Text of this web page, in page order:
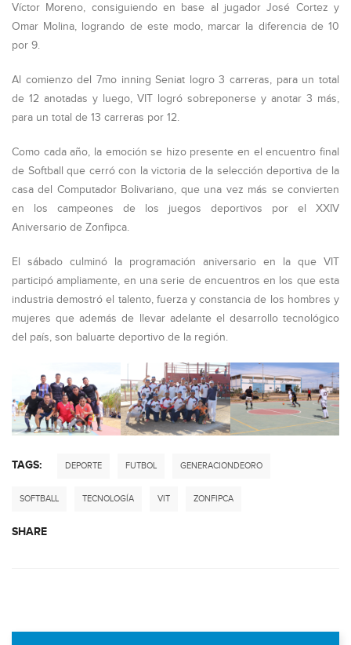
Víctor Moreno, consiguiendo en base al jugador José Cortez y
Omar Molina, logrando de este modo, marcar la diferencia de 10
por 9.
Al comienzo del 7mo inning Seniat logro 3 carreras, para un total
de 12 anotadas y luego, VIT logró sobreponerse y anotar 3 más,
para un total de 13 carreras por 12.
Como cada año, la emoción se hizo presente en el encuentro final
de Softball que cerró con la victoria de la selección deportiva de la
casa del Computador Bolivariano, que una vez más se convierten
en los campeones de los juegos deportivos por el XXIV
Aniversario de Zonfipca.
El sábado culminó la programación aniversario en la que VIT
participó ampliamente, en una serie de encuentros en los que esta
industria demostró el talento, fuerza y constancia de los hombres y
mujeres que además de llevar adelante el desarrollo tecnológico
del país, son baluarte deportivo de la región.
TAGS: DEPORTE FUTBOL GENERACIONDEORO
SOFTBALL TECNOLOGÍA VIT ZONFIPCA
SHARE